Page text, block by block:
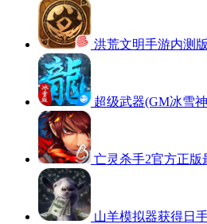
洪荒文明手游内测
超级武器(GM冰雪
亡灵杀手2官方正版
山羊模拟器获得日